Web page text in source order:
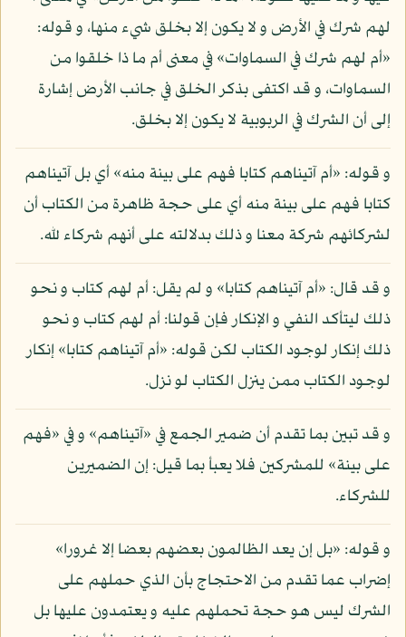
لهم شرك في الأرض و لا يكون إلا بخلق شيء منها، و قوله:
«أم لهم شرك في السماوات» في معنى أم ما ذا خلقوا من
السماوات، و قد اكتفى بذكر الخلق في جانب الأرض إشارة
إلى أن الشرك في الربوبية لا يكون إلا بخلق.
و قوله: «أم آتيناهم كتابا فهم على بينة منه» أي بل آتيناهم
كتابا فهم على بينة منه أي على حجة ظاهرة من الكتاب أن
لشركائهم شركة معنا و ذلك بدلالته على أنهم شركاء لله.
و قد قال: «أم آتيناهم كتابا» و لم يقل: أم لهم كتاب و نحو
ذلك ليتأكد النفي و الإنكار فإن قولنا: أم لهم كتاب و نحو
ذلك إنكار لوجود الكتاب لكن قوله: «أم آتيناهم كتابا» إنكار
لوجود الكتاب ممن ينزل الكتاب لو نزل.
و قد تبين بما تقدم أن ضمير الجمع في «آتيناهم» و في «فهم
على بينة» للمشركين فلا يعبأ بما قيل: إن الضميرين
للشركاء.
و قوله: «بل إن يعد الظالمون بعضهم بعضا إلا غرورا»
إضراب عما تقدم من الاحتجاج بأن الذي حملهم على
الشرك ليس هو حجة تحملهم عليه و يعتمدون عليها بل